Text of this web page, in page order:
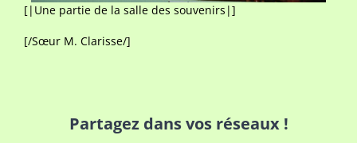
[|Une partie de la salle des souvenirs|]
[/Sœur M. Clarisse/]
Partagez dans vos réseaux !